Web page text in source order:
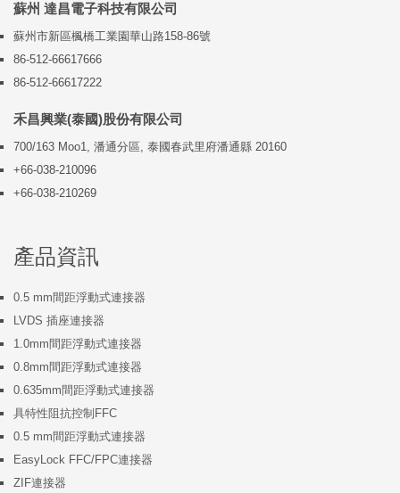
蘇州 達昌電子科技有限公司
蘇州市新區楓橋工業園華山路158-86號
86-512-66617666
86-512-66617222
禾昌興業(泰國)股份有限公司
700/163 Moo1, 潘通分區, 泰國春武里府潘通縣 20160
+66-038-210096
+66-038-210269
產品資訊
0.5 mm間距浮動式連接器
LVDS 插座連接器
1.0mm間距浮動式連接器
0.8mm間距浮動式連接器
0.635mm間距浮動式連接器
具特性阻抗控制FFC
0.5 mm間距浮動式連接器
EasyLock FFC/FPC連接器
ZIF連接器